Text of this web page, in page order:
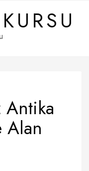
Antika
Alan